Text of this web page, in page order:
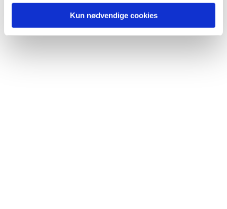
Kun nødvendige cookies